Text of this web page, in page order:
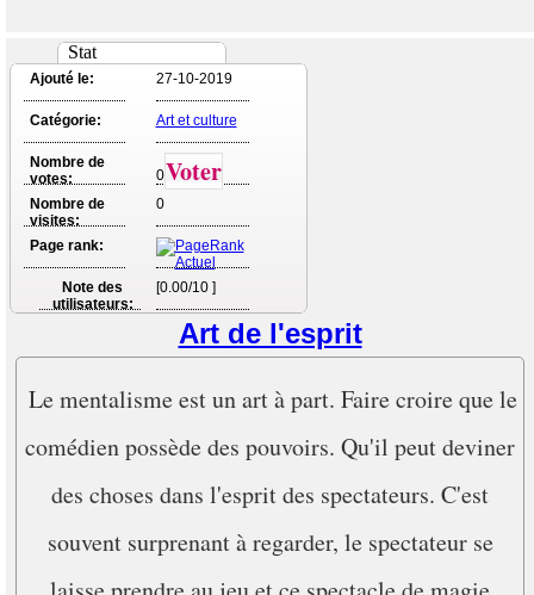
Stat
Ajouté le: 27-10-2019
Catégorie: Art et culture
Nombre de
votes:
0Voter
Nombre de
visites:
0
Page rank:
Note des
utilisateurs:
[0.00/10 ]
Art de l'esprit
Le mentalisme est un art à part. Faire croire que le
comédien possède des pouvoirs. Qu'il peut deviner
des choses dans l'esprit des spectateurs. C'est
souvent surprenant à regarder, le spectateur se